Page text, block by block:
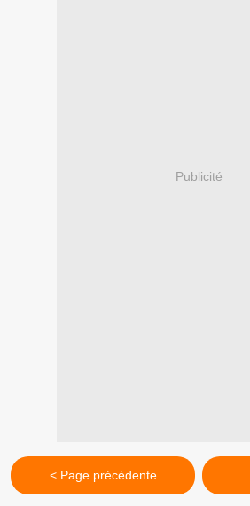
Publicité
< Page précédente